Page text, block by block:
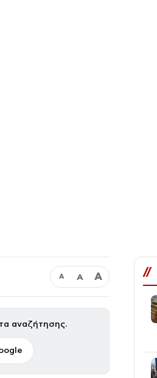
Α Α Α
αναζήτησης.
//